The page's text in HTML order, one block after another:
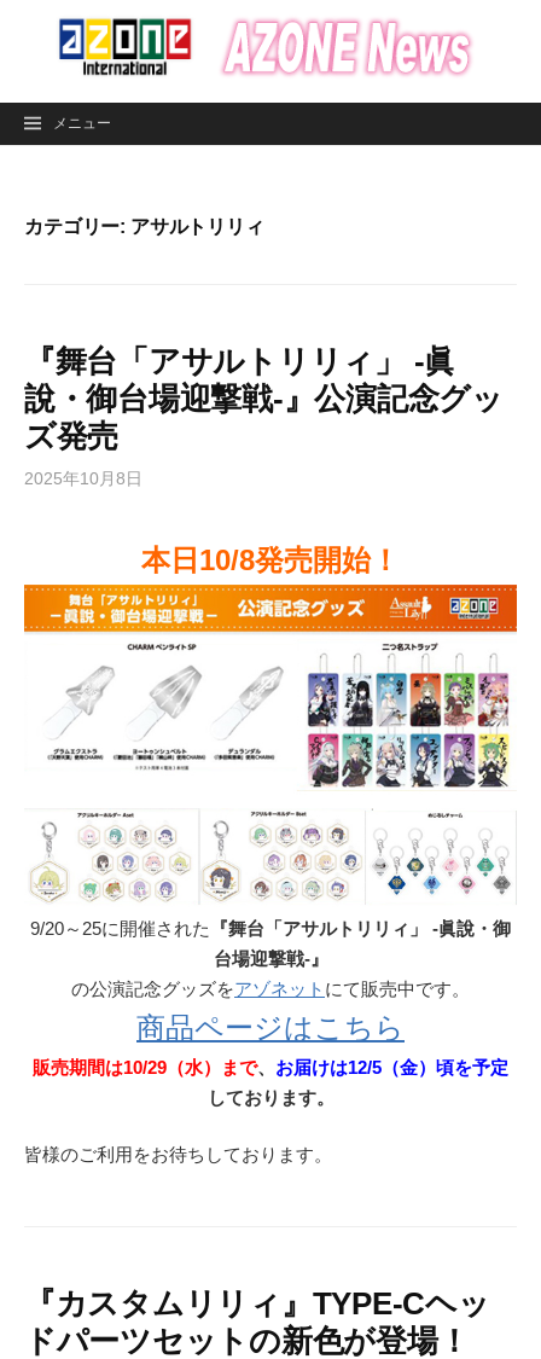
ン
メニュー
カテゴリー: アサルトリリィ
『舞台「アサルトリリィ」 -眞
說・御台場迎撃戦-』公演記念グッ
ズ発売
2025年10月8日
本日10/8発売開始！
9/20～25に開催された
『舞台「アサルトリリィ」 -眞說・御
台場迎撃戦-』
の公演記念グッズをアゾネット にて販売中です。
商品ページはこちら
販売期間は10/29（水）まで、 お届けは12/5（金）頃を予定
しております。
皆様のご利用をお待ちしております。
『カスタムリリィ』TYPE-Cヘッ
ドパーツセットの新色が登場！